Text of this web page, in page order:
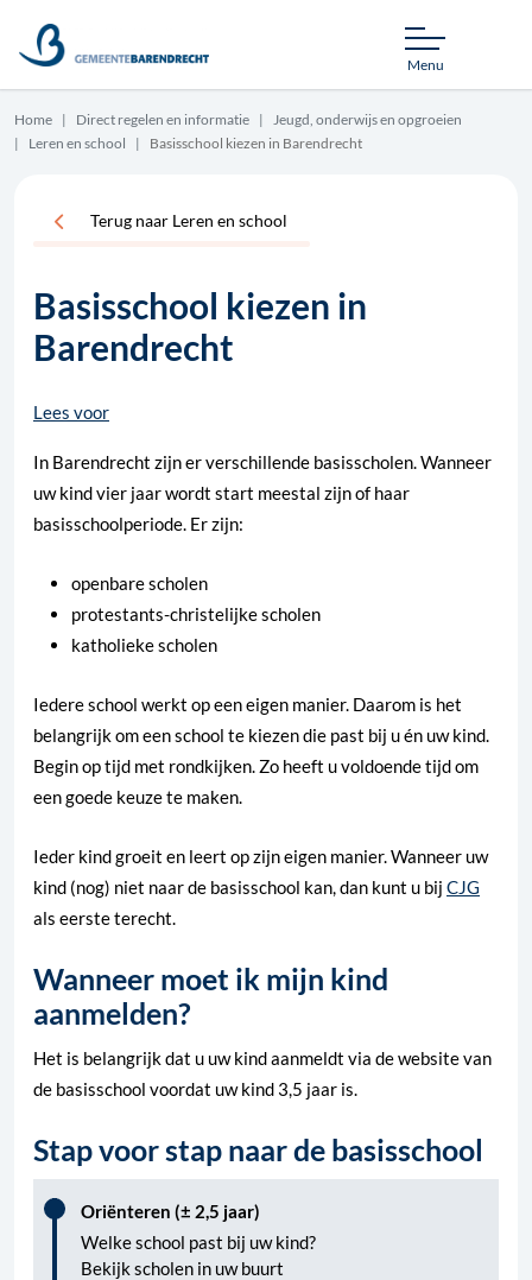
Menu
Home Direct regelen en informatie
Jeugd, onderwijs en opgroeien
Leren en school
Basisschool kiezen in Barendrecht
Terug naar Leren en school
Basisschool kiezen in
Barendrecht
Lees voor
In Barendrecht zijn er verschillende basisscholen. Wanneer
uw kind vier jaar wordt start meestal zijn of haar
basisschoolperiode. Er zijn:
openbare scholen
protestants-christelijke scholen
katholieke scholen
Iedere school werkt op een eigen manier. Daarom is het
belangrijk om een school te kiezen die past bij u én uw kind.
Begin op tijd met rondkijken. Zo heeft u voldoende tijd om
een goede keuze te maken.
Ieder kind groeit en leert op zijn eigen manier. Wanneer uw
kind (nog) niet naar de basisschool kan, dan kunt u bij CJG
als eerste terecht.
Wanneer moet ik mijn kind
aanmelden?
Het is belangrijk dat u uw kind aanmeldt via de website van
de basisschool voordat uw kind 3,5 jaar is.
Stap voor stap naar de basisschool
Oriënteren (± 2,5 jaar)
Welke school past bij uw kind?
Bekijk scholen in uw buurt